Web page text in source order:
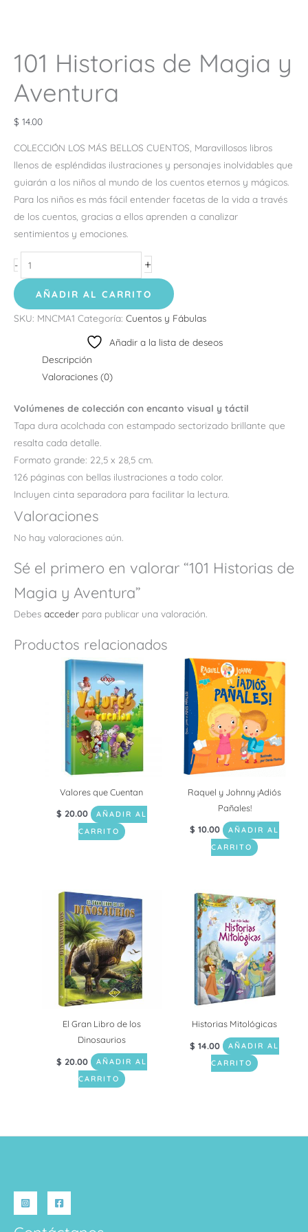
101 Historias de Magia y
Aventura
$ 14.00
COLECCIÓN LOS MÁS BELLOS CUENTOS, Maravillosos libros
llenos de espléndidas ilustraciones y personajes inolvidables que
guiarán a los niños al mundo de los cuentos eternos y mágicos.
Para los niños es más fácil entender facetas de la vida a través
de los cuentos, gracias a ellos aprenden a canalizar
sentimientos y emociones.
- +
AÑADIR AL CARRITO
SKU: MNCMA1 Categoría: Cuentos y Fábulas
Añadir a la lista de deseos
Descripción
Valoraciones (0)
Volúmenes de colección con encanto visual y táctil
Tapa dura acolchada con estampado sectorizado brillante que
resalta cada detalle.
Formato grande: 22,5 x 28,5 cm.
126 páginas con bellas ilustraciones a todo color.
Incluyen cinta separadora para facilitar la lectura.
Valoraciones
No hay valoraciones aún.
Sé el primero en valorar “101 Historias de
Magia y Aventura”
Debes acceder para publicar una valoración.
Productos relacionados
Valores que Cuentan
$ 20.00
AÑADIR AL
CARRITO
Raquel y Johnny ¡Adiós
Pañales!
$ 10.00
AÑADIR AL
CARRITO
El Gran Libro de los
Dinosaurios
$ 20.00
AÑADIR AL
CARRITO
Historias Mitológicas
$ 14.00
AÑADIR AL
CARRITO